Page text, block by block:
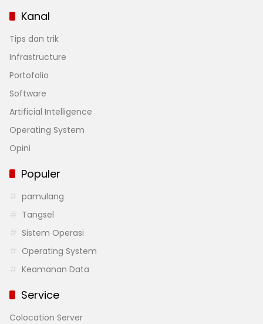
Kanal
Tips dan trik
Infrastructure
Portofolio
Software
Artificial Intelligence
Operating System
Opini
Populer
pamulang
Tangsel
Sistem Operasi
Operating System
Keamanan Data
Service
Colocation Server